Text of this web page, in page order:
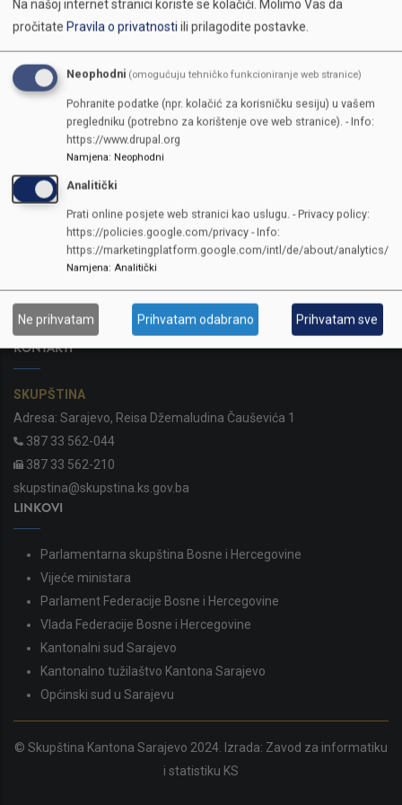
KONTAKTI
SKUPŠTINA
Adresa: Sarajevo, Reisa Džemaludina Čauševića 1
387 33 562-044
387 33 562-210
skupstina@skupstina.ks.gov.ba
LINKOVI
Parlamentarna skupština Bosne i Hercegovine
Vijeće ministara
Parlament Federacije Bosne i Hercegovine
Vlada Federacije Bosne i Hercegovine
Kantonalni sud Sarajevo
Kantonalno tužilaštvo Kantona Sarajevo
Općinski sud u Sarajevu
© Skupština Kantona Sarajevo 2024. Izrada: Zavod za informatiku
i statistiku KS
Na našoj internet stranici koriste se kolačići. Molimo Vas da
pročitate Pravila o privatnostiili prilagodite postavke.
Neophodni (omogućuju tehničko funkcioniranje web stranice)
Pohranite podatke (npr. kolačić za korisničku sesiju) u vašem
pregledniku (potrebno za korištenje ove web stranice). - Info:
https://www.drupal.org
Namjena: Neophodni
Analitički
Prati online posjete web stranici kao uslugu. - Privacy policy:
https://policies.google.com/privacy - Info:
https://marketingplatform.google.com/intl/de/about/analytics/
Namjena: Analitički
Ne prihvatam Prihvatam odabrano Prihvatam sve